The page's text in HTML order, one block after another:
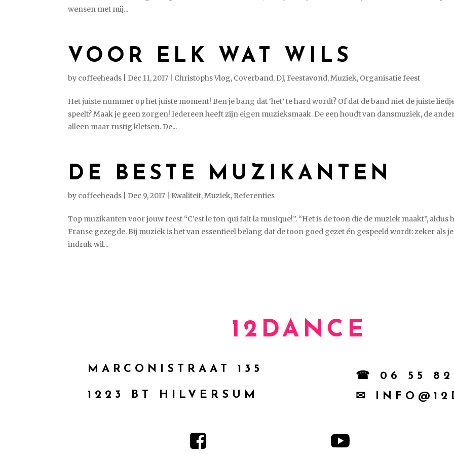
wensen met mij...
VOOR ELK WAT WILS
by coffeeheads Dec 11, 2017 Christophs Vlog, Coverband, DJ, Feestavond,Muziek, Organisatie feest
Het juiste nummer op het juiste moment! Ben je bang dat ‘het’ te hard wordt? Of dat de band niet de juiste
speelt? Maak je geen zorgen! Iedereen heeft zijn eigen muzieksmaak. De een houdt van dansmuziek, de
alleen maar rustig kletsen. De...
DE BESTE MUZIKANTEN
by coffeeheads Dec 9, 2017 Kwaliteit,Muziek, Referenties
Top muzikanten voor jouw feest “C’est le ton qui fait la musique!”. “Het is de toon die de muziek maakt”, aldus
Franse gezegde. Bij muziek is het van essentieel belang dat de toon goed gezet én gespeeld wordt: zeker als je
indruk wil...
12DANCE
MARCONISTRAAT 135
1223 BT HILVERSUM
☎ 06 55 82
✉
 